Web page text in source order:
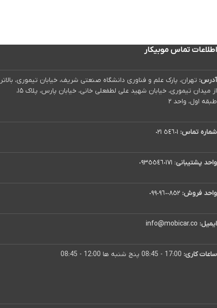
اطلاعات تماس موبیکار
آدرس: تهران، پارک علم و فناوری دانشگاه صنعتی شریف، خیابان تیموری، بالاتر
از میدان تیموری، خیابان شهید علی لطفعلی خانی، خیابان پارس، پلاک ۱۵،
طبقه اول، واحد ۲
شماره تماس: ٥٤٦٠١ ٠٢١
واحد پشتیبانی: ٠٩٣٥٥٤٦٠١٧١
واحد فروش: ٠٩٩٠٩٦٠٠٨٥٢
ایمیل: info@mobicar.co
ساعات کاری: